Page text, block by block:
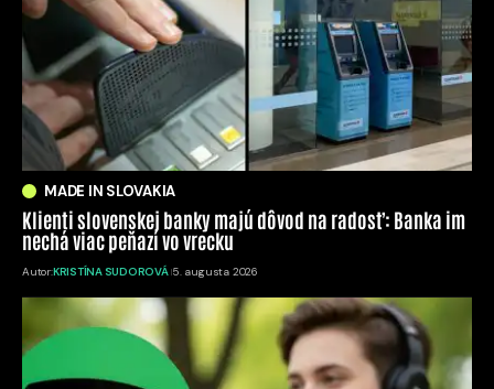
MADE IN SLOVAKIA
Klienti slovenskej banky majú dôvod na radosť: Banka im
nechá viac peňazí vo vrecku
Autor:KRISTÍNA SUDOROVÁ 5. augusta 2026